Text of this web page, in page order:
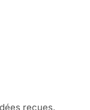
reçues,